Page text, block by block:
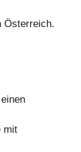
Österreich.
mit